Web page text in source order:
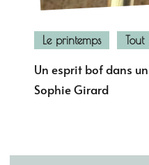
Le printemps Tout
Un esprit bof dans
Sophie Girard